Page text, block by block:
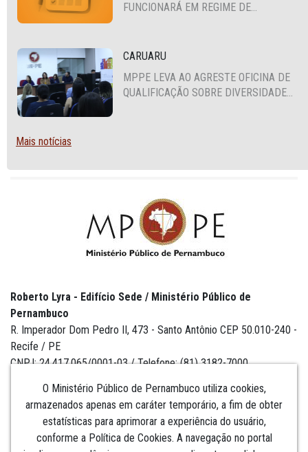
FUNCIONARÁ EM REGIME DE
CARUARU
MPPE LEVA AO AGRESTE OFICINA DE
QUALIFICAÇÃO SOBRE DIVERSIDADE
Mais notícias
O Ministério Público de Pernambuco utiliza cookies,
armazenados apenas em caráter temporário, a fim de obter
estatísticas para aprimorar a experiência do usuário,
conforme a Política de Cookies. A navegação no portal
Roberto Lyra - Edifício Sede / Ministério Público de
Pernambuco
R. Imperador Dom Pedro II, 473 - Santo Antônio CEP 50.010-240 -
Recife / PE
CNPJ: 24.417.065/0001-03 / Telefone: (81) 3182-7000
Institucional